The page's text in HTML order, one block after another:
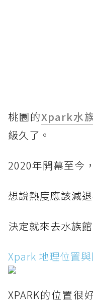
桃園的Xpark水
級久了。
2020年開幕至今
想說熱度應該減
決定就來去水族
Xpark 地理位置
XPARK的位置很